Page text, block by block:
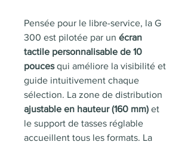
Pensée pour le libre-service, la G
300 est pilotée par un écran
tactile personnalisable de 10
poucesqui améliore la visibilité et
guide intuitivement chaque
sélection. La zone de distribution
ajustable en hauteur (160 mm) et
le support de tasses réglable
accueillent tous les formats. La